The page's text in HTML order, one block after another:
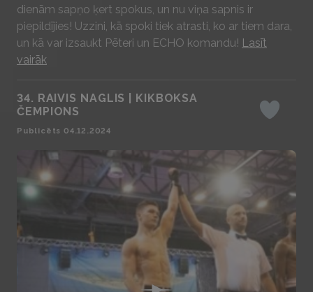
dienām sapņo ķert spokus, un nu viņa sapnis ir
piepildījies! Uzzini, kā spoki tiek atrasti, ko ar tiem dara,
un kā var izsaukt Pēteri un ECHO komandu! Lasīt
vairāk
34. RAIVIS NAGLIS | KIKBOKSA
ČEMPIONS
Publicēts 04.12.2024
Iepatikas